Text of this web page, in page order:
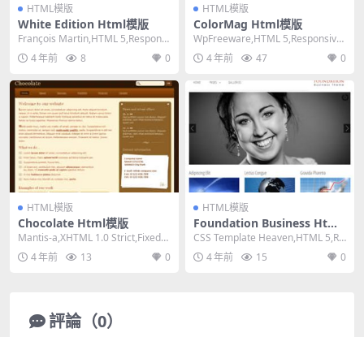
HTML模版
White Edition Html模版
François Martin,HTML 5,Responsi
ve, 3 Col...
4 年前 8 0
HTML模版
ColorMag Html模版
WpFreeware,HTML 5,Responsive,
3 Columns,...
4 年前 47 0
HTML模版
Chocolate Html模版
Mantis-a,XHTML 1.0 Strict,Fixed
Width, 2...
4 年前 13 0
HTML模版
Foundation Business Html
模版
CSS Template Heaven,HTML 5,Re
sponsive, M...
4 年前 15 0
評論（0）